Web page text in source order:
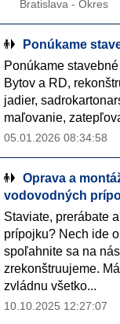
Bratislava - Okres
Ponúkame
Ponúkame
Bytov a RD,
jadier,
maľovanie,
05.01.2026 08:34:58
Oprava a
vodovodných
Staviate, prerábate
prípojku? Nech ide
spoľahnite sa na
zrekonštruujeme.
zvládnu všetko...
10.10.2025 12:27:07